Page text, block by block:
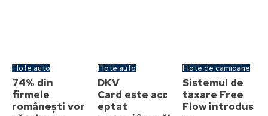
Flote auto
74% din
firmele
românești vor
Flote auto
DKV
Card este acc
eptat
Flote de camioane
Sistemul de
taxare Free
Flow introdus